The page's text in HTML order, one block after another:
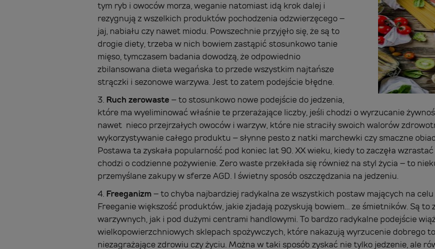
tym ryb i owoców morza, weganie natomiast idą krok dalej i
rezygnują z wszelkich produktów pochodzenia odzwierzęcego –
jaj, nabiału czy nawet miodu. Powszechnie przyjęło się, że są to
drogie diety, trzeba w nich bowiem zastąpić stosunkowo tanie
mięso, tymczasem badania dowodzą, że odpowiednio
zbilansowana dieta wegańska to przede wszystkim najtańsze
strączki i sezonowe warzywa. Jest to zatem podejście błędne.
3. Ruch zerowaste– to stosunkowo nowe podejście do jedzenia,
które ma wyeliminować właśnie te przerażające liczby, jeśli chodzi o wyrzucanie
nawet nieco przejrzałych owoców i warzyw, które nie straciły swoich walorów
wykorzystywanie całego produktu – słynne pesto z natki marchewki czy smaczne
Postawa ta zyskała popularność pod koniec lat 90. XX wieku, kiedy to zaczęła
chodzi o codzienne pożywienie. Zero waste przekłada się również na styl życia – to
przemyślane zakupy w sferze AGD. I świetny sposób oszczędzania na jedzeniu.
4. Freeganizm– to chyba najbardziej radykalna ze wszystkich postaw mających na
Freeganie większość produktów, jakie zjadają pozyskują bowiem… ze śmietników. Są
warzywnych, jak i pod dużymi centrami handlowymi. To bardzo radykalne podejście
wielkopowierzchniowych sklepach spożywczych, które nakazują wyrzucenie dobrego
niezagrażające zdrowiu czy życiu. Można w taki sposób zyskać nie tylko jedzenie, ale